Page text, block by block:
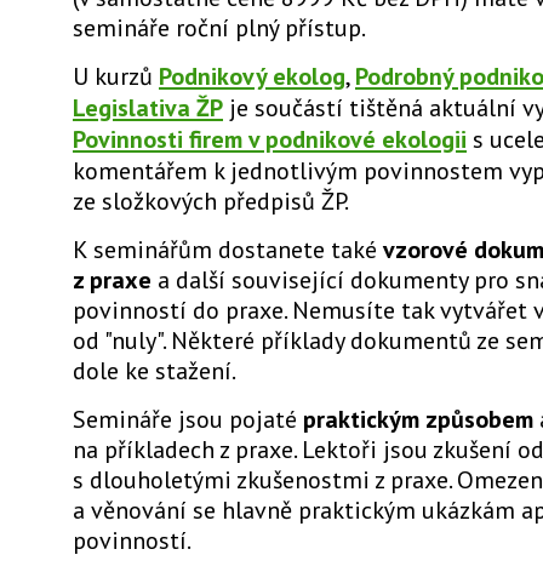
semináře roční plný přístup.
U kurzů Podnikový ekolog,Podrobný
Legislativa ŽP je součástí tištěná aktuální
Povinnosti firem v podnikové ekologii s
komentářem k jednotlivým povinnostem
ze složkových předpisů ŽP.
K seminářům dostanete také vzorové
z praxe a další související dokumenty pro
povinností do praxe. Nemusíte tak vytvářet
od "nuly". Některé příklady dokumentů ze
dole ke stažení.
Semináře jsou pojaté praktickým způsobem
na příkladech z praxe. Lektoři jsou zkušení
s dlouholetými zkušenostmi z praxe.
a věnování se hlavně praktickým ukázkám
povinností.